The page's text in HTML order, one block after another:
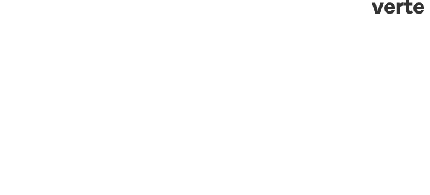
verte